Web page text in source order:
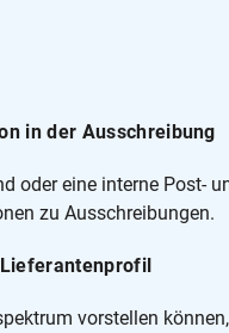
in der Ausschreibung
oder eine interne Post-
zu Ausschreibungen.
vorstellen